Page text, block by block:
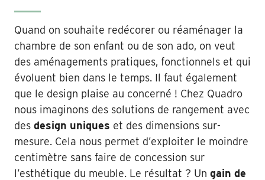
Quand on souhaite redécorer ou réaménager la
chambre de son enfant ou de son ado, on veut
des aménagements pratiques, fonctionnels et qui
évoluent bien dans le temps. Il faut également
que le design plaise au concerné ! Chez Quadro
nous imaginons des solutions de rangement avec
des design uniques et des dimensions sur-
mesure. Cela nous permet d’exploiter le moindre
centimètre sans faire de concession sur
l’esthétique du meuble. Le résultat ? Un gain de